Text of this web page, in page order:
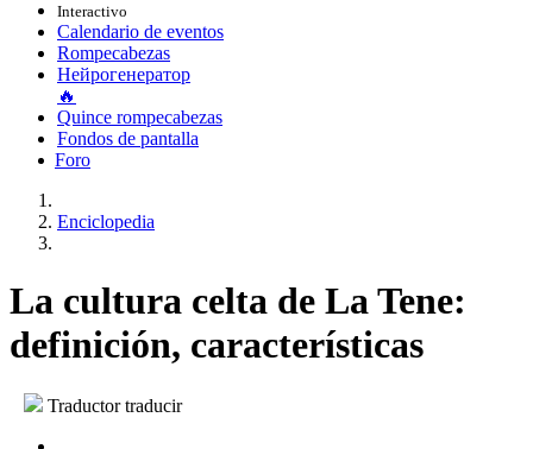
Interactivo
Calendario de eventos
Rompecabezas
Нейрогенератор
🔥
Quince rompecabezas
Fondos de pantalla
Foro
Enciclopedia
La cultura celta de La Tene:
definición, características
Traductor traducir